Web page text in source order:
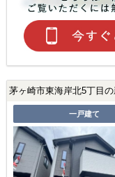
茅ヶ崎市東海岸北5丁目
一戸建て